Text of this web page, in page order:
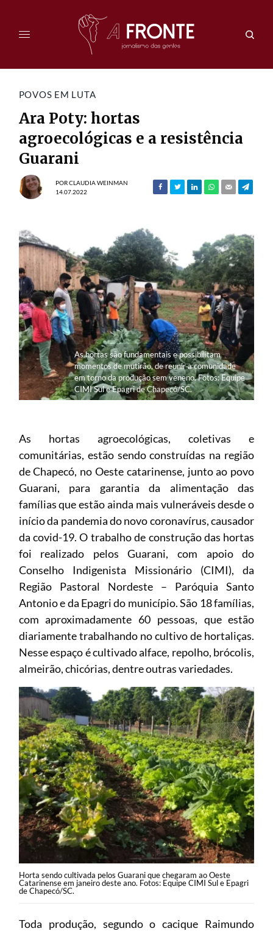
POVOS EM LUTA
Ara Poty: hortas
agroecológicas e a resistência
Guarani
PORCLAUDIA WEINMAN
14.07.2022
As hortas são fundamentais e possibilitam
momentos de mutirão, de reunir a comunidade
em torno da produção sem veneno. Fotos: Equipe
CIMI Sul e Epagri de Chapecó/SC.
As hortas agroecológicas, coletivas e
comunitárias, estão sendo construídas na região
de Chapecó, no Oeste catarinense, junto ao povo
Guarani, para garantia da alimentação das
famílias que estão ainda mais vulneráveis desde o
início da pandemia do novo coronavírus, causador
da covid-19. O trabalho de construção das hortas
foi realizado pelos Guarani, com apoio do
Conselho Indigenista Missionário (CIMI), da
Região Pastoral Nordeste – Paróquia Santo
Antonio e da Epagri do município. São 18 famílias,
com aproximadamente 60 pessoas, que estão
diariamente trabalhando no cultivo de hortaliças.
Nesse espaço é cultivado alface, repolho, brócolis,
almeirão, chicórias, dentre outras variedades.
Horta sendo cultivada pelos Guarani que chegaram ao Oeste
Catarinense em janeiro deste ano. Fotos: Equipe CIMI Sul e Epagri
de Chapecó/SC.
Toda produção, segundo o cacique Raimundo